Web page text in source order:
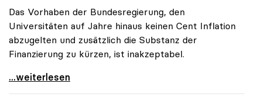
Das Vorhaben der Bundesregierung, den
Universitäten auf Jahre hinaus keinen Cent Inflation
abzugelten und zusätzlich die Substanz der
Finanzierung zu kürzen, ist inakzeptabel.
#UnisRetten Warum es sich zu demonstrieren lohnt
...weiterlesen